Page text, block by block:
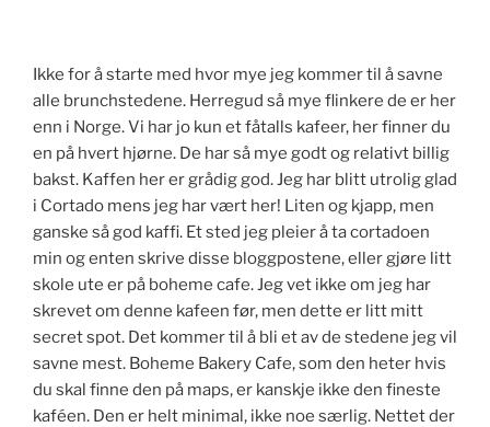
Ikke for å starte med hvor mye jeg kommer til å savne
alle brunchstedene. Herregud så mye flinkere de er her
enn i Norge. Vi har jo kun et fåtalls kafeer, her finner du
en på hvert hjørne. De har så mye godt og relativt billig
bakst. Kaffen her er grådig god. Jeg har blitt utrolig glad
i Cortado mens jeg har vært her! Liten og kjapp, men
ganske så god kaffi. Et sted jeg pleier å ta cortadoen
min og enten skrive disse bloggpostene, eller gjøre litt
skole ute er på boheme cafe. Jeg vet ikke om jeg har
skrevet om denne kafeen før, men dette er litt mitt
secret spot. Det kommer til å bli et av de stedene jeg vil
savne mest. Boheme Bakery Cafe, som den heter hvis
du skal finne den på maps, er kanskje ikke den fineste
kaféen. Den er helt minimal, ikke noe særlig. Nettet der